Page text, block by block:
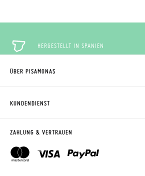
HERGESTELLT IN SPANIEN
ÜBER PISAMONAS
PISAMONAS CLUB
RECHTSHINWEISE
SALE
KUNDENDIENST
RETOURE BEANTRAGEN
KONTAKT
ÖFFNUNGSZEITEN
ZAHLUNG & VERTRAUEN